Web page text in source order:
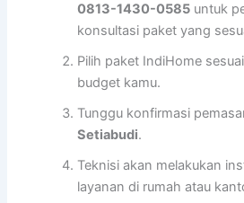
0813-1430-0585 untuk
konsultasi paket yang
Pilih paket IndiHome
budget kamu.
Tunggu konfirmasi
Setiabudi.
Teknisi akan melakukan
layanan di rumah atau